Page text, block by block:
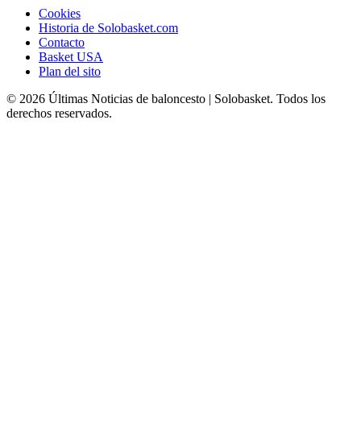
Cookies
Historia de Solobasket.com
Contacto
Basket USA
Plan del sito
© 2026 Últimas Noticias de baloncesto | Solobasket. Todos los
derechos reservados.